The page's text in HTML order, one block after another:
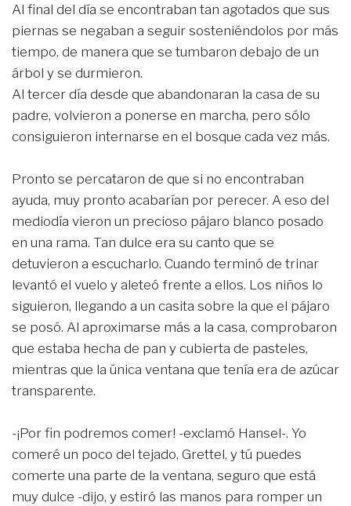
Al final del día se encontraban tan agotados que sus
piernas se negaban a seguir sosteniéndolos por más
tiempo, de manera que se tumbaron debajo de un
árbol y se durmieron.
Al tercer día desde que abandonaran la casa de su
padre, volvieron a ponerse en marcha, pero sólo
consiguieron internarse en el bosque cada vez más.
Pronto se percataron de que si no encontraban
ayuda, muy pronto acabarían por perecer. A eso del
mediodía vieron un precioso pájaro blanco posado
en una rama. Tan dulce era su canto que se
detuvieron a escucharlo. Cuando terminó de trinar
levantó el vuelo y aleteó frente a ellos. Los niños lo
siguieron, llegando a un casita sobre la que el pájaro
se posó. Al aproximarse más a la casa, comprobaron
que estaba hecha de pan y cubierta de pasteles,
mientras que la única ventana que tenía era de azúcar
transparente.
-¡Por fin podremos comer! -exclamó Hansel-. Yo
comeré un poco del tejado, Grettel, y tú puedes
comerte una parte de la ventana, seguro que está
muy dulce -dijo, y estiró las manos para romper un